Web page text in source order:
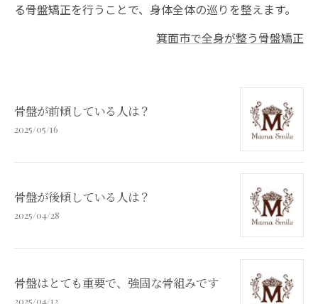
る骨盤矯正を行うことで、身体全体の巡りを整えます。
箕面市で全身が整う骨盤矯正
骨盤が前傾している人は？
2025/05/16
骨盤が後傾している人は？
2025/04/28
骨盤はとても重要で、強固な骨組みです
2025/04/12